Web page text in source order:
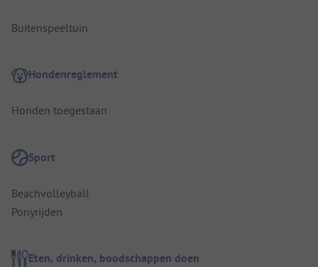
Buitenspeeltuin
Hondenreglement
Honden toegestaan
Sport
Beachvolleyball
Ponyrijden
Eten, drinken, boodschappen doen